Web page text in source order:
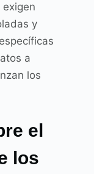
exigen
y
a
los
el
los